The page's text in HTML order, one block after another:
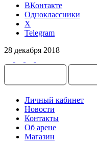
ВКонтакте
Одноклассники
X
Telegram
28 декабря 2018
Личный кабинет
Новости
Контакты
Об арене
Магазин